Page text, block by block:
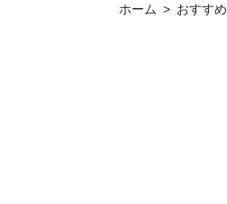
ホーム おすすめ